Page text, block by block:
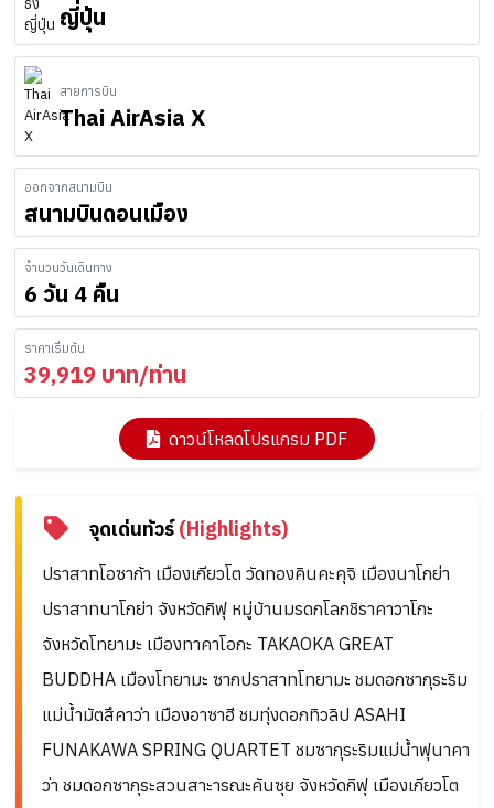
ญี่ปุ่น
สายการบิน
Thai AirAsia X
ออกจากสนามบิน
สนามบินดอนเมือง
จำนวนวันเดินทาง
6 วัน 4 คืน
ราคาเริ่มต้น
39,919 บาท/ท่าน
ดาวน์โหลดโปรแกรม PDF
จุดเด่นทัวร์(Highlights)
ปราสาทโอซาก้า เมืองเกียวโต วัดทองคินคะคุจิ เมืองนาโกย่า
ปราสาทนาโกย่า จังหวัดกิฟุ หมู่บ้านมรดกโลกชิราคาวาโกะ
จังหวัดโทยามะ เมืองทาคาโอกะ TAKAOKA GREAT
BUDDHA เมืองโทยามะ ซากปราสาทโทยามะ ชมดอกซากุระริม
แม่น้ำมัตสึคาว่า เมืองอาซาฮี ชมทุ่งดอกทิวลิป ASAHI
FUNAKAWA SPRING QUARTET ชมซากุระริมแม่น้ำฟุนาคา
ว่า ชมดอกซากุระสวนสาะารณะคันซุย จังหวัดกิฟุ เมืองเกียวโต